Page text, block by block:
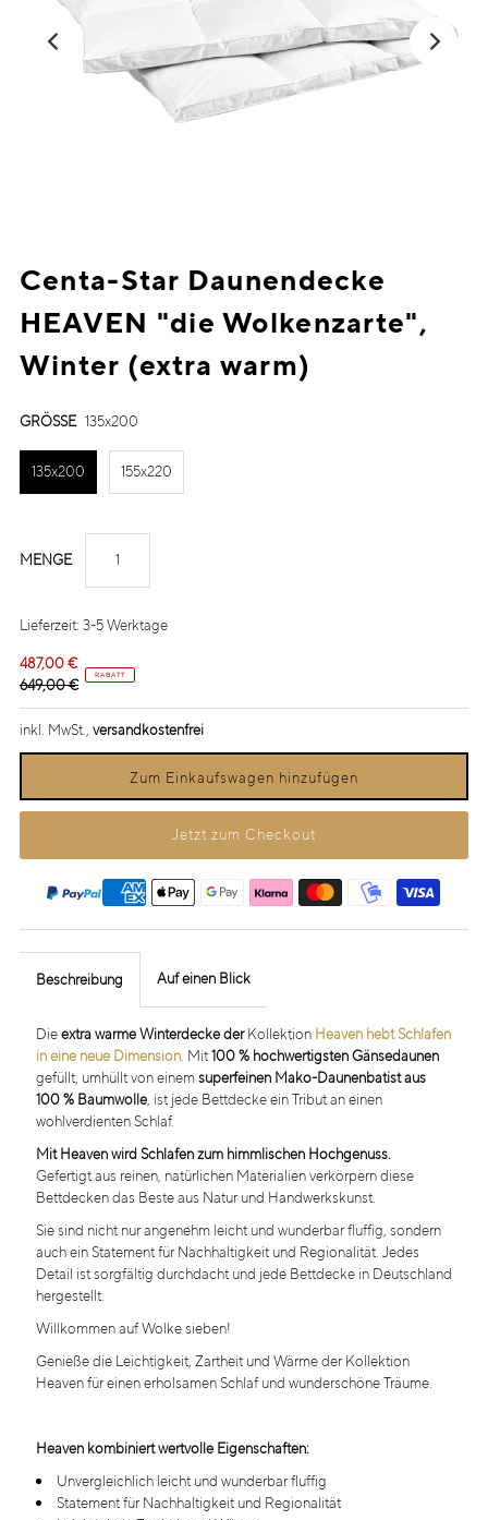
Centa-Star Daunendecke
HEAVEN "die Wolkenzarte",
Winter (extra warm)
GRÖSSE 135x200
135x200 155x220
MENGE
Lieferzeit: 3-5 Werktage
487,00 €
649,00 €
RABATT
inkl. MwSt., versandkostenfrei
Jetzt zum Checkout
Beschreibung Auf einen Blick
Dieextra warme Winterdecke derKollektion Heaven hebt Schlafen
in eine neue Dimension. Mit100 % hochwertigsten Gänsedaunen
gefüllt, umhüllt von einemsuperfeinen Mako-Daunenbatist aus
100 % Baumwolle, ist jede Bettdecke ein Tribut an einen
wohlverdienten Schlaf.
Mit Heaven wird Schlafen zum himmlischen Hochgenuss.
Gefertigt aus reinen, natürlichen Materialien verkörpern diese
Bettdecken das Beste aus Natur und Handwerkskunst.
Sie sind nicht nur angenehm leicht und wunderbar fluffig, sondern
auch ein Statement für Nachhaltigkeit und Regionalität. Jedes
Detail ist sorgfältig durchdacht und jede Bettdecke in Deutschland
hergestellt.
Willkommen auf Wolke sieben!
Genieße die Leichtigkeit, Zartheit und Wärme der Kollektion
Heaven für einen erholsamen Schlaf und wunderschöne Träume.
Heaven kombiniert wertvolle Eigenschaften:
Unvergleichlichleicht und wunderbar fluffig
Statement für Nachhaltigkeit und Regionalität